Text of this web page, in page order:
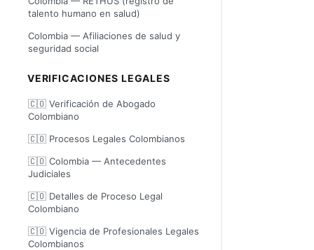
talento humano en salud)
Colombia — Afiliaciones de salud y
seguridad social
VERIFICACIONES LEGALES
🇨🇴 Verificación de Abogado
Colombiano
🇨🇴 Procesos Legales Colombianos
🇨🇴 Colombia — Antecedentes
Judiciales
🇨🇴 Detalles de Proceso Legal
Colombiano
🇨🇴 Vigencia de Profesionales Legales
Colombianos